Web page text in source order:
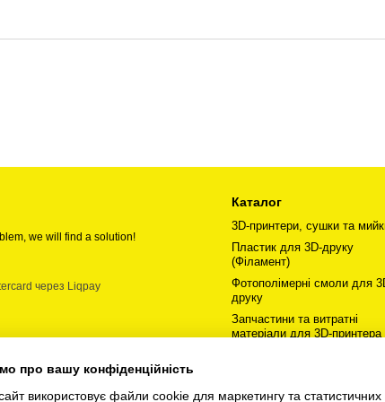
we will find a solution!
Каталог
3D-принтери, сушки та
Пластик для 3D-друку
(Філамент)
Фотополімерні смоли для
друку
Запчастини та витратні
матеріали для 3D-принтера
Про нас
про вашу конфіденційність
використовує файли cookie для маркетингу та